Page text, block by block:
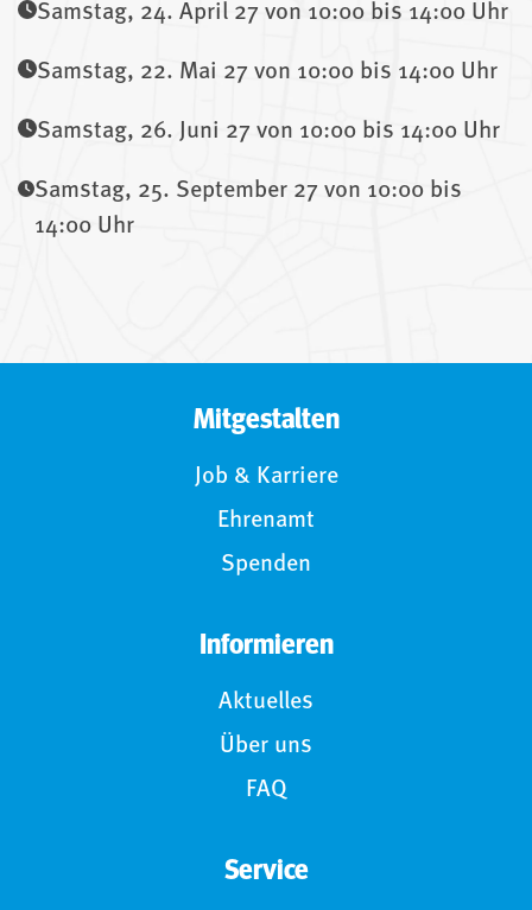
Samstag, 24. April 27 von 10:00 bis 14:00 Uhr
Samstag, 22. Mai 27 von 10:00 bis 14:00 Uhr
Samstag, 26. Juni 27 von 10:00 bis 14:00 Uhr
Samstag, 25. September 27 von 10:00 bis
14:00 Uhr
Mitgestalten
Job & Karriere
Ehrenamt
Spenden
Informieren
Aktuelles
Über uns
FAQ
Service